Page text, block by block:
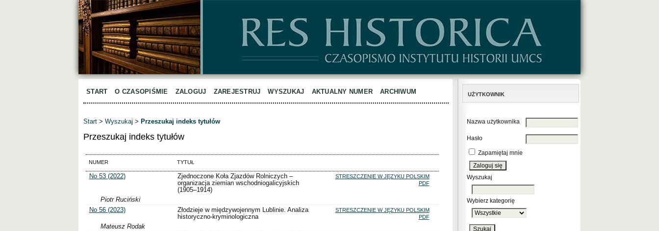
UŻYTKOWNIK
Nazwa użytkownika
Hasło
Zapamiętaj mnie
Wyszukaj
Wybierz kategorię
START O CZASOPIŚMIE ZALOGUJ ZAREJESTRUJ WYSZUKAJ AKTUALNY NUMER ARCHIWUM
Start > Wyszukaj > Przeszukaj indeks tytułów
Przeszukaj indeks tytułów
NUMER TYTUŁ
No 53 (2022)
Zjednoczone Koła Zjazdów Rolniczych –
organizacja ziemian wschodniogalicyjskich
(1905–1914)
STRESZCZENIE W JĘZYKU POLSKIM
PDF
Piotr Ruciński
No 56 (2023)
Złodzieje w międzywojennym Lublinie. Analiza
historyczno-kryminologiczna
STRESZCZENIE W JĘZYKU POLSKIM
PDF
Mateusz Rodak